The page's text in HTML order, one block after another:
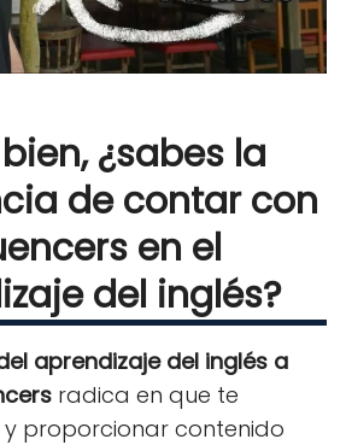
¿sabes la
de contar con
en el
del inglés?
aprendizaje del inglés a
radica en que te
y proporcionar contenido